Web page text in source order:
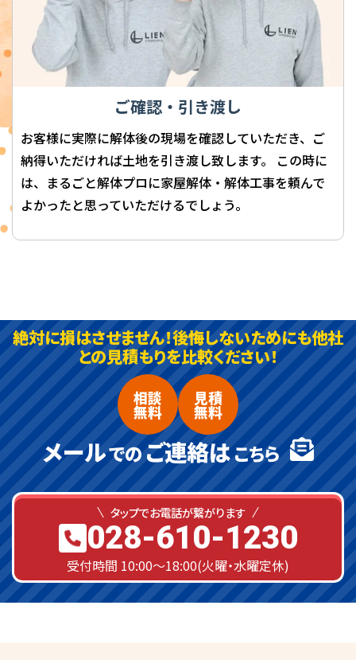
ご確認・引き渡し
お客様に実際に解体後の現場を確認していただき、ご
納得いただければ土地を引き渡し致します。 この時に
は、まるごと解体プロに家屋解体・解体工事を頼んで
よかったと思っていただけるでしょう。
絶対に損はさせません！後悔しないためにも他社
との見積もりを比較ください！
相談
無料
見積
無料
メールでのご連絡はこちら
タップでお電話が繋がります
028-610-1230
受付時間 10:00～18:00(火曜・水曜定休)